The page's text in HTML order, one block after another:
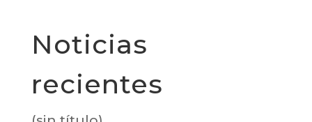
Noticias
recientes